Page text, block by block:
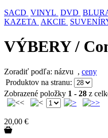
SACD VINYL DVD
KAZETA AKCIE
VÝBERY /
Zoradiť podľa: názvu , ceny
Produktov na stranu:
Zobrazené položky 1 - 28 z
20,00 €